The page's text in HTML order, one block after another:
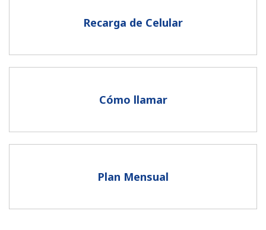
Un caracter especial
Al abrir una cuenta en este sitio web, estoy de acuerdo con
Recarga de Celular
Cómo llamar
Plan Mensual